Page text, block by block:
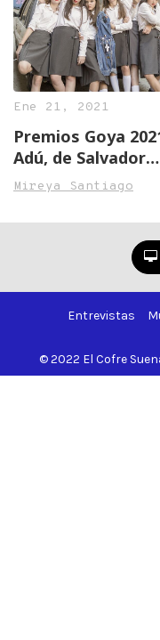
Ene 21, 2021
Premios Goya
Adú, de Salvador
Calvo, como la
Mireya Santiago
Entrevistas
© 2022 El Cofre